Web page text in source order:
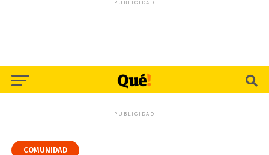
PUBLICIDAD
PUBLICIDAD
COMUNIDAD